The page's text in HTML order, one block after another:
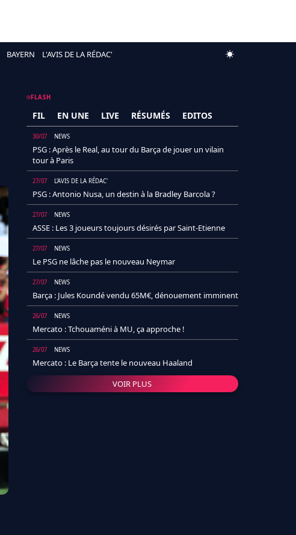
BAYERN L'AVIS DE LA RÉDAC'
FLASH
FIL EN UNE LIVE RÉSUMÉS EDITOS
30/07 NEWS
PSG : Après le Real, au tour du Barça de jouer un vilain
tour à Paris
27/07 L'AVIS DE LA RÉDAC'
PSG : Antonio Nusa, un destin à la Bradley Barcola ?
27/07 NEWS
ASSE : Les 3 joueurs toujours désirés par Saint-Etienne
27/07 NEWS
Le PSG ne lâche pas le nouveau Neymar
27/07 NEWS
Barça : Jules Koundé vendu 65M€, dénouement imminent
26/07 NEWS
Mercato : Tchouaméni à MU, ça approche !
26/07 NEWS
Mercato : Le Barça tente le nouveau Haaland
VOIR PLUS